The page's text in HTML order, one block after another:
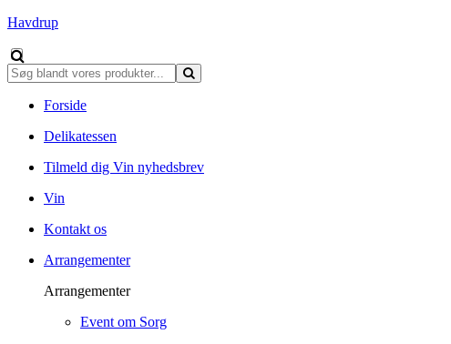
Havdrup
Forside
Delikatessen
Tilmeld dig Vin nyhedsbrev
Vin
Kontakt os
Arrangementer
Arrangementer
Event om Sorg